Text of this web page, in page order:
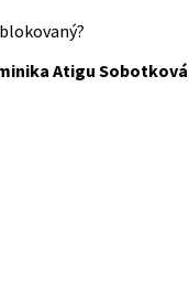
Atigu Sobotková